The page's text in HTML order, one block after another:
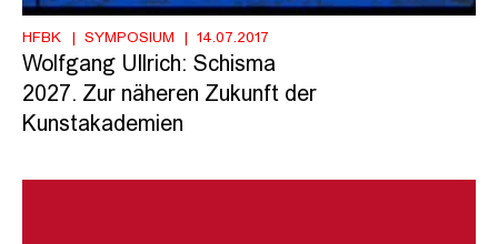
HFBK SYMPOSIUM 14.07.2017
Wolfgang Ullrich: Schisma
2027. Zur näheren Zukunft der
Kunstakademien